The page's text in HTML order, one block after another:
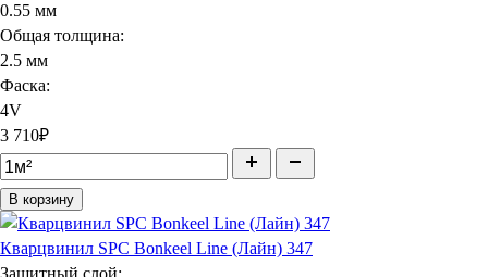
0.55 мм
Общая толщина:
2.5 мм
Фаска:
4V
3 710₽
В корзину
Кварцвинил SPC Bonkeel Line (Лайн) 347
Защитный слой: